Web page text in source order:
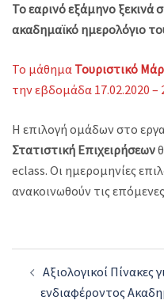
Το εαρινό εξάμηνο ξεκινά
ακαδημαϊκό ημερολόγιο
Το μάθημα Τουριστικό
την εβδομάδα 17.02.2020 –
Η επιλογή ομάδων στο
Στατιστική Επιχειρήσεων
eclass. Οι ημερομηνίες
ανακοινωθούν τις
navigation
Αξιολογικοί
ενδιαφέροντος